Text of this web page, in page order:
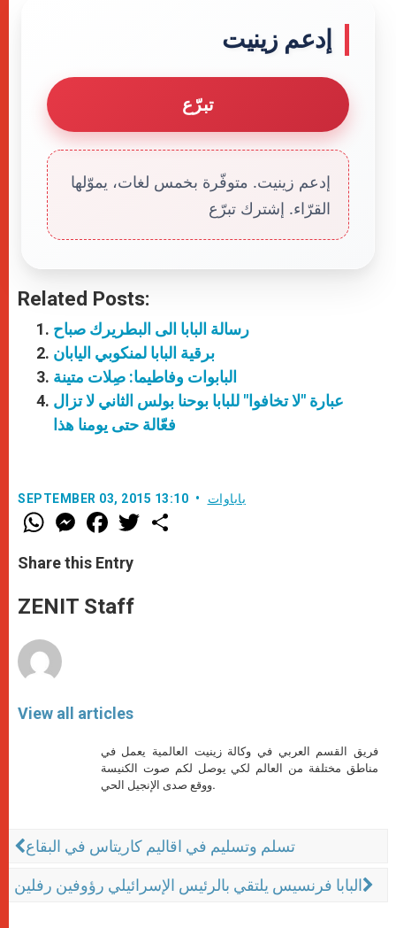
إدعم زينيت
تبرّع
إدعم زينيت. متوفّرة بخمس لغات، يموّلها
القرّاء. إشترك تبرّع
Related Posts:
رسالة البابا الى البطريرك صباح
برقية البابا لمنكوبي اليابان
البابوات وفاطيما: صِلات متينة
عبارة "لا تخافوا" للبابا بوحنا بولس الثاني لا تزال
فعّالة حتى يومنا هذا
SEPTEMBER 03, 2015 13:10 باباوات
W
h
t
s
p
p
M
e
s
e
g
e
F
a
e
b
o
k
T
w
Share this Entry
ZENIT Staff
View all articles
فريق القسم العربي في وكالة زينيت العالمية يعمل في
مناطق مختلفة من العالم لكي يوصل لكم صوت الكنيسة
ووقع صدى الإنجيل الحي.
تسلم وتسليم في اقاليم كاريتاس في البقاع
البابا فرنسيس يلتقي بالرئيس الإسرائيلي رؤوفين رفلين